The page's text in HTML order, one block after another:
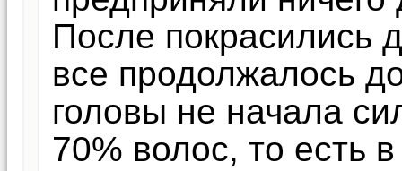
После покрасились
все продолжалось
головы не начала
70% волос, то есть